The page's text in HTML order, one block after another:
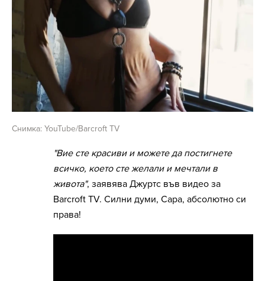
Снимка: YouTube/Barcroft TV
"Вие сте красиви и можете да постигнете
всичко, което сте желали и мечтали в
живота", заявява Джуртс във видео за
Barcroft TV. Силни думи, Сара, абсолютно си
права!